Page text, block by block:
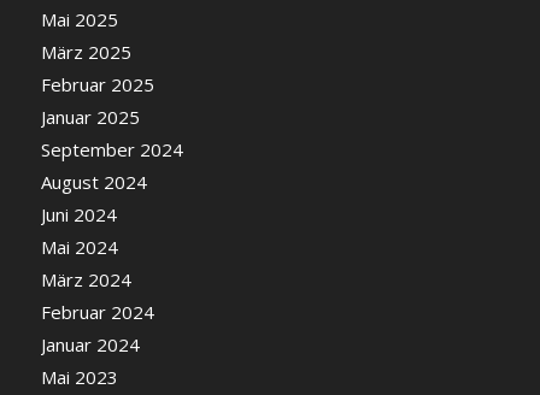
Mai 2025
März 2025
Februar 2025
Januar 2025
September 2024
August 2024
Juni 2024
Mai 2024
März 2024
Februar 2024
Januar 2024
Mai 2023